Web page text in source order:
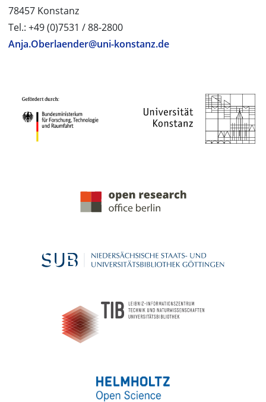
78457 Konstanz
Tel.: +49 (0)7531 / 88-2800
Anja.Oberlaender@uni-konstanz.de